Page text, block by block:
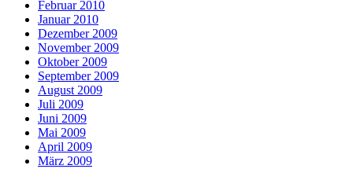
Februar 2010
Januar 2010
Dezember 2009
November 2009
Oktober 2009
September 2009
August 2009
Juli 2009
Juni 2009
Mai 2009
April 2009
März 2009